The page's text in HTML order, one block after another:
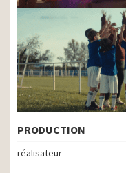
PRODUCTION
réalisateur